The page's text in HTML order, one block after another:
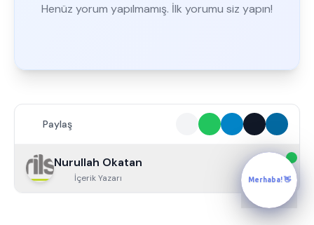
Henüz yorum yapılmamış. İlk yorumu siz yapın!
Paylaş
Nurullah Okatan
İçerik Yazarı Merhaba! 👋